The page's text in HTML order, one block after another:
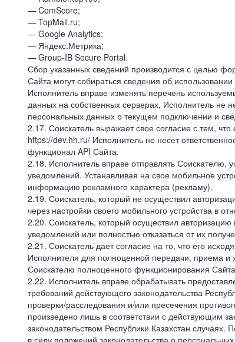
— ComScore;
— TopMail.ru;
— Google Analytics;
— Яндекс.Метрика;
— Group-IB Secure Portal.
Сбор указанных сведений производится с целью
Сайта могут собираться сведения об
Исполнитель вправе изменять перечень
данных на собственных серверах, Исполнитель не
персональных данных о текущем подключении и
2.17. Соискатель выражает свое согласие с тем,
https://dev.hh.ru/ Исполнитель не несет
функционал API Сайта.
2.18. Исполнитель вправе отправлять
уведомлений. Устанавливая на свое мобильное
информацию рекламного характера (рекламу).
2.19. Соискатель, который не осуществил
через настройки своего мобильного устройства в
2.20. Соискатель, который осуществил
уведомлений или полностью отказаться от их
2.21. Соискатель дает согласие на то, что его
Исполнителя для полноценной передачи, приема и
Соискателю полноценного функционирования
2.22. Исполнитель вправе обрабатывать
требований действующего законодательства
проверки/расследования и/или пресечения
произведено лишь в соответствии с действующим
законодательством Республики Казахстан
в силу положений законодательства о